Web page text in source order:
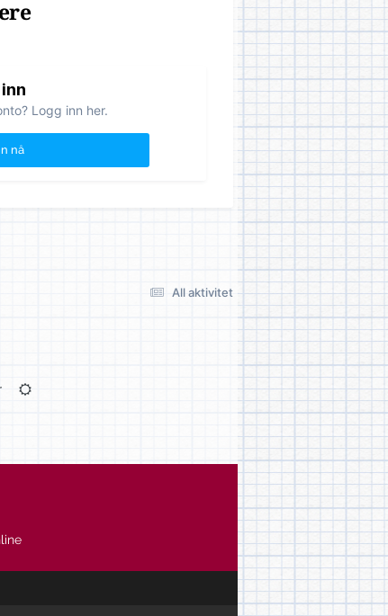
Logg inn her.
nå
All aktivitet